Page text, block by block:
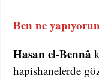
Ben ne
Hasan el-Bennâ
hapishanelerde